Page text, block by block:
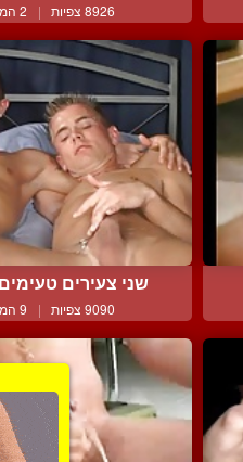
8926 צפיות | 2 המלצות
שני צעירים
9090 צפיות | 9 המלצות